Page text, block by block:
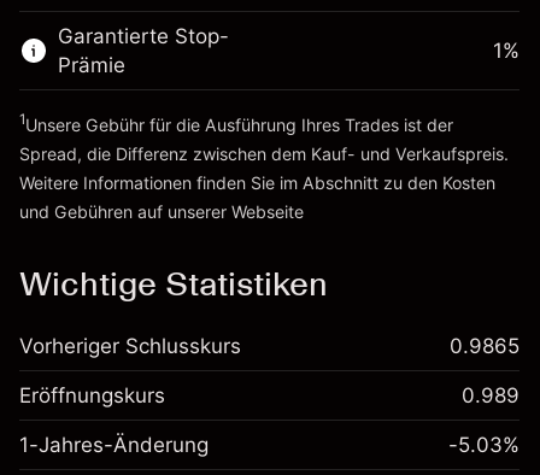
Zur Plattform
Positionsgröße mit Hebelwirkung
~A$5,000.00
Geld aus Hebelwirkung ~
Zur Plattform
Garantierte Stop-
Prämie
1%
1Unsere Gebühr für die Ausführung Ihres Trades ist der
Spread, die Differenz zwischen dem Kauf- und Verkaufspreis.
Weitere Informationen finden Sie im Abschnitt zu den Kosten
und Gebühren auf unserer Webseite
Wichtige Statistiken
Vorheriger Schlusskurs 0.9865
Eröffnungskurs 0.989
1-Jahres-Änderung -5.03%